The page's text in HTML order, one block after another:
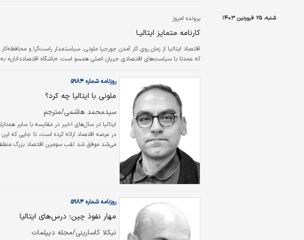
شنبه، ۲۵ فروردین ۱۴۰۳ پرونده امروز
کارنامه متمایز ایتالیـا
اقتصاد ایتالیا از زمان روی کار آمدن جورجیا ملونی، سیاستمدار راست‌گرا و
که عمدتا با سیاست‌های اقتصادی جریان اصلی همسو است. «باشگاه اقتصاددانان» به
روزنامه شماره ۵۹۸۴
ملونی با ایتالیا چه کرد؟
سیدمحمد هاشمی/مترجم
ایتالیا در سال‌های اخیر در مقایسه با سایر
در عرصه اقتصاد ارائه کرده است، تا جایی که
می‌شد موفق شد لقب سومین اقتصاد بزرگ منطقه
روزنامه شماره ۵۹۸۴
مهار نفوذ چین؛ درس‌های ایتالیا
نیکلا کاسارینی/مجله دیپلمات